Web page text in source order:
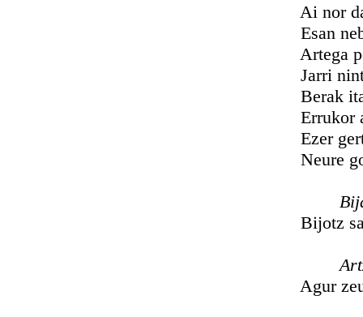
Ai nor
Esan
Artega
Jarri
Berak
Errukor
Ezer
Neure
Bijotz
Agur